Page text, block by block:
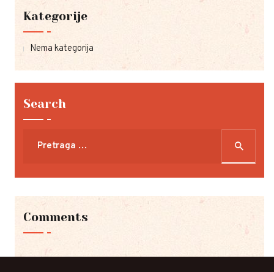
Kategorije
Nema kategorija
Search
Comments